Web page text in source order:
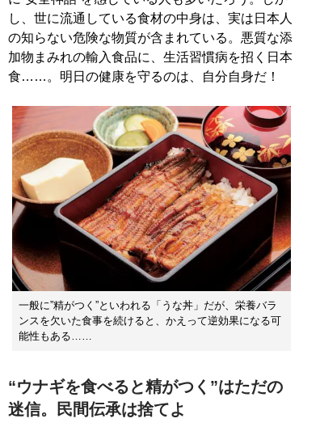
し、世に流通している食材の中身は、実は日本人
の知らない危険な物質が含まれている。悪質な添
加物まみれの輸入食品に、生活習慣病を招く日本
食……。明日の健康を守るのは、自分自身だ！
一般に”精がつく”といわれる「うな丼」だが、栄養バラ
ンスを欠いた食事を続けると、かえって逆効果になる可
能性もある……
“ウナギを食べると精がつく”はただの
迷信。民間伝承は捨てよ